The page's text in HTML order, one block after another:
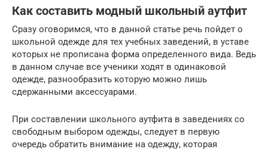
Как составить модный школьный аутфит
Сразу оговоримся, что в данной статье речь пойдет о
школьной одежде для тех учебных заведений, в уставе
которых не прописана форма определенного вида. Ведь
в данном случае все ученики ходят в одинаковой
одежде, разнообразить которую можно лишь
сдержанными аксессуарами.
При составлении школьного аутфита в заведениях со
свободным выбором одежды, следует в первую
очередь обратить внимание на одежду, которая